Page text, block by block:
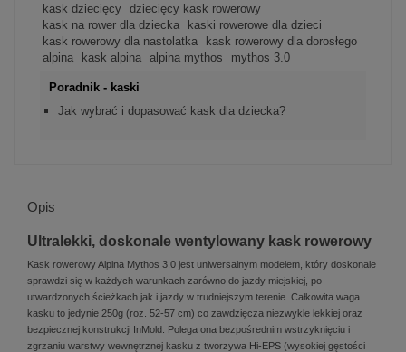
kask dziecięcy
dziecięcy kask rowerowy
kask na rower dla dziecka
kaski rowerowe dla dzieci
kask rowerowy dla nastolatka
kask rowerowy dla dorosłego
alpina
kask alpina alpina mythos mythos 3.0
Poradnik - kaski
Jak wybrać i dopasować kask dla dziecka?
Opis
Ultralekki, doskonale wentylowany kask rowerowy
Kask rowerowy Alpina Mythos 3.0 jest uniwersalnym modelem, który doskonale
sprawdzi się w każdych warunkach zarówno do jazdy miejskiej, po
utwardzonych ścieżkach jak i jazdy w trudniejszym terenie. Całkowita waga
kasku to jedynie 250g (roz. 52-57 cm) co zawdzięcza niezwykle lekkiej oraz
bezpiecznej konstrukcji InMold. Polega ona bezpośrednim wstrzyknięciu i
zgrzaniu warstwy wewnętrznej kasku z tworzywa Hi-EPS (wysokiej gęstości